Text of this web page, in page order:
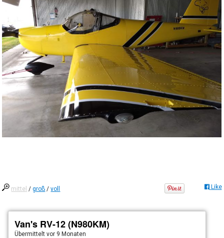
mittel /groß /voll Like
Van's RV-12 (N980KM)
Übermitteltvor 9 Monaten